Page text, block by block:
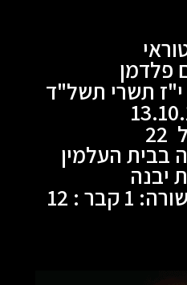
פלדמן
תשרי תשל"ד
בבית העלמין
יבנה